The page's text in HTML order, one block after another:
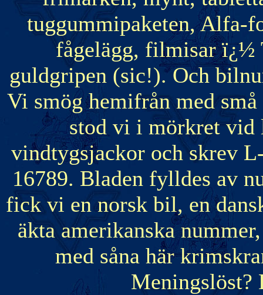
tuggummipaketen, Alfa-
fågelägg, filmisar ï¿½
guldgripen (sic!). Och
Vi smög hemifrån med
stod vi i mörkret vid
vindtygsjackor och skrev
16789. Bladen fylldes av
fick vi en norsk bil, en
äkta amerikanska
med såna här
Meningslöst?